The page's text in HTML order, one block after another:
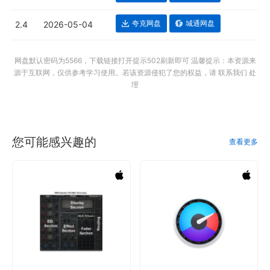
2.4 2026-05-04 夸克网盘 城通网盘
网盘默认密码为5566，下载链接打开提示502刷新即可 温馨提示：本资源来
源于互联网，仅供参考学习使用。若该资源侵犯了您的权益，请 联系我们 处
理
您可能感兴趣的 查看更多